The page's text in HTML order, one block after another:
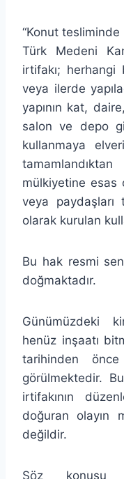
“Konut
Türk Medeni
irtifakı; herhangi
veya ilerde
yapının kat,
salon ve depo
kullanmaya
mülkiyetine esas
veya paydaşları
olarak kurulan
Bu hak resmi
doğmaktadır.
Günümüzdeki
henüz inşaatı
tarihinden
görülmektedir.
irtifakının
doğuran olayın
değildir.
Söz konusu